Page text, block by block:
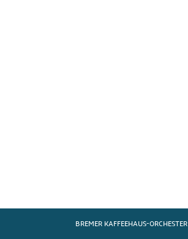
BREMER KAFFEEHAUS-ORCHESTER